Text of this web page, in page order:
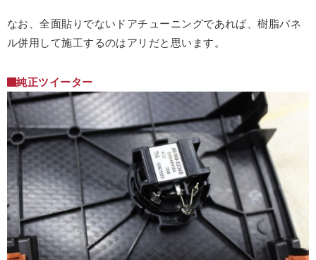
なお、全面貼りでないドアチューニングであれば、樹脂パネ
ル併用して施工するのはアリだと思います。
純正ツイーター